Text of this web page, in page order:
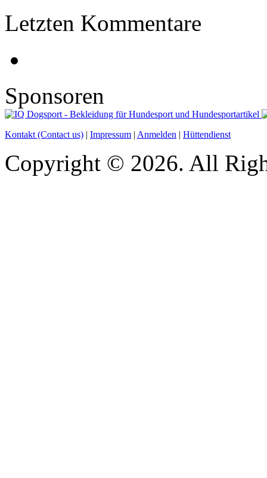
Letzten Kommentare
Sponsoren
Kontakt (Contact us) | Impressum | Anmelden | Hüttendienst
Copyright © 2026. All